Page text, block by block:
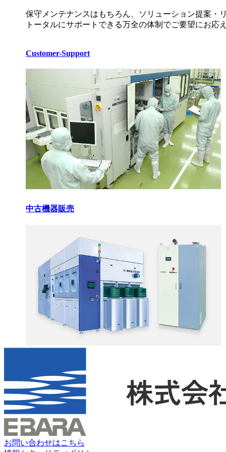
保守メンテナンスはもちろん、ソリューション提案・
トータルにサポートできる万全の体制でご要望にお応
Customer-Support
中古機器販売
お問い合わせはこちら